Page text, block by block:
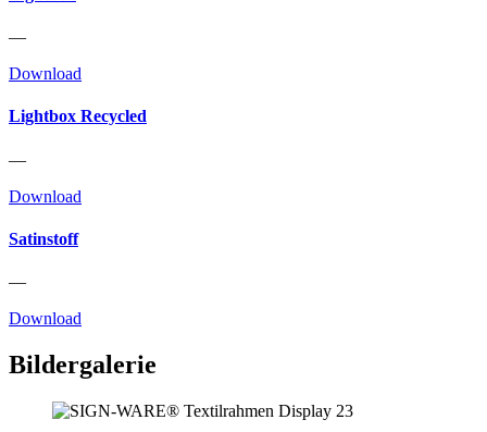
—
Download
Lightbox Recycled
—
Download
Satinstoff
—
Download
Bildergalerie